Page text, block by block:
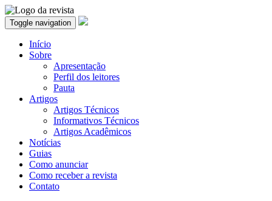
Toggle navigation
Início
Sobre
Apresentação
Perfil dos leitores
Pauta
Artigos
Artigos Técnicos
Informativos Técnicos
Artigos Acadêmicos
Notícias
Guias
Como anunciar
Como receber a revista
Contato